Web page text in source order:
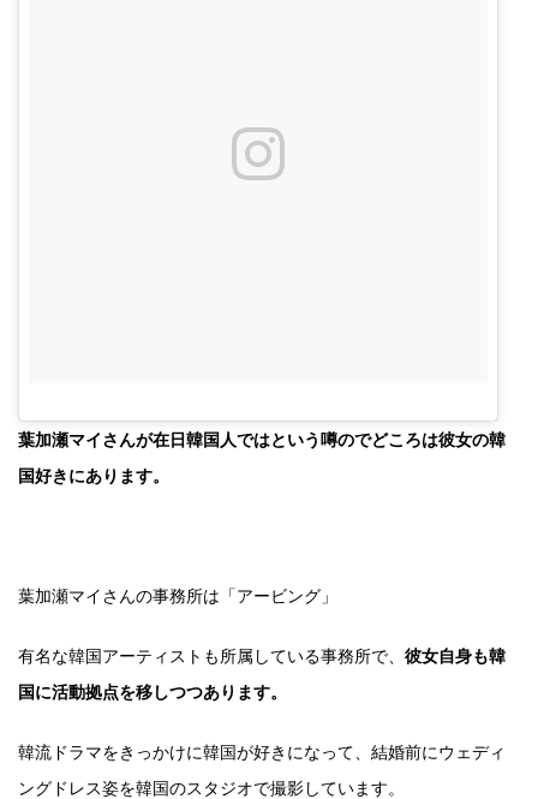
葉加瀬マイさんが在日韓国人ではという噂のでどころは彼女の韓
国好きにあります。
葉加瀬マイさんの事務所は「アービング」
有名な韓国アーティストも所属している事務所で、 彼女自身も韓
国に活動拠点を移しつつあります。
韓流ドラマをきっかけに韓国が好きになって、結婚前にウェディ
ングドレス姿を韓国のスタジオで撮影しています。